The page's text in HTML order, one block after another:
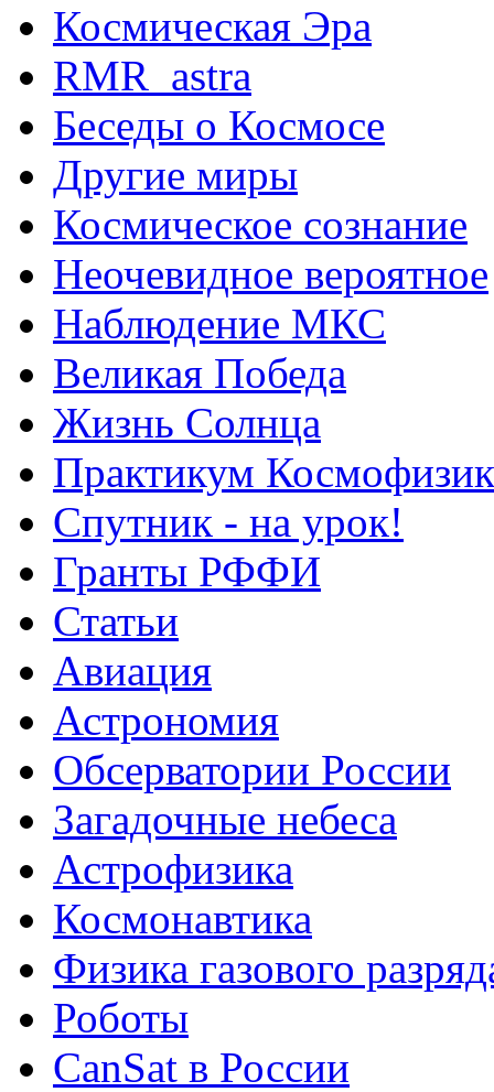
Космическая Эра
RMR_astra
Беседы о Космосе
Другие миры
Космическое сознание
Неочевидное вероятное
Наблюдение МКС
Великая Победа
Жизнь Солнца
Практикум
Спутник - на урок!
Гранты РФФИ
Статьи
Авиация
Астрономия
Обсерватории России
Загадочные небеса
Астрофизика
Космонавтика
Физика газового
Роботы
CanSat в России